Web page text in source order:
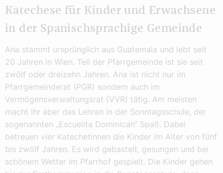
Katechese für Kinder und Erwachsene
in der Spanischsprachige Gemeinde
Ana stammt ursprünglich aus Guatemala und lebt seit
20 Jahren in Wien. Teil der Pfarrgemeinde ist sie seit
zwölf oder dreizehn Jahren. Ana ist nicht nur im
Pfarrgemeinderat (PGR) sondern auch im
Vermögensverwaltungsrat (VVR) tätig. Am meisten
macht ihr aber das Lehren in der Sonntagsschule, der
sogenannten „Escuelita Dominican“ Spaß. Dabei
betreuen vier Katechetinnen die Kinder im Alter von fünf
bis zwölf Jahren. Es wird gebastelt, gesungen und bei
schönem Wetter im Pfarrhof gespielt. Die Kinder gehen